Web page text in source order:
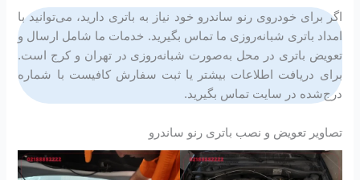
اگر برای خودروی رنو ساندرو خود نیاز به باتری دارید، می‌توانید با
امداد باتری شبانه‌روزی ما تماس بگیرید. خدمات ما شامل ارسال و
تعویض باتری در محل به‌صورت شبانه‌روزی در تهران و کرج است.
برای دریافت اطلاعات بیشتر یا ثبت سفارش کافیست با شماره
درج‌شده در سایت تماس بگیرید.
تصاویر تعویض و نصب باتری رنو ساندرو